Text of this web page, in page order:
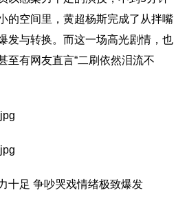
的空间里，黄超杨斯完成了从拌嘴
发与转换。而这一场高光剧情，也
至有网友直言“二刷依然泪流不
十足 争吵哭戏情绪极致爆发